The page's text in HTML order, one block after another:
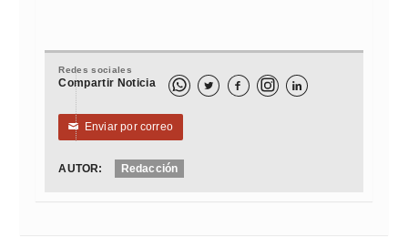
Redes sociales
Compartir Noticia   
✉ Enviar por correo
AUTOR: Redacción